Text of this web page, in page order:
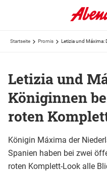
Startseite Promis
Letizia und
Königinnen
roten
Königin Máxima der
Spanien haben bei zwei
roten Komplett-Look alle